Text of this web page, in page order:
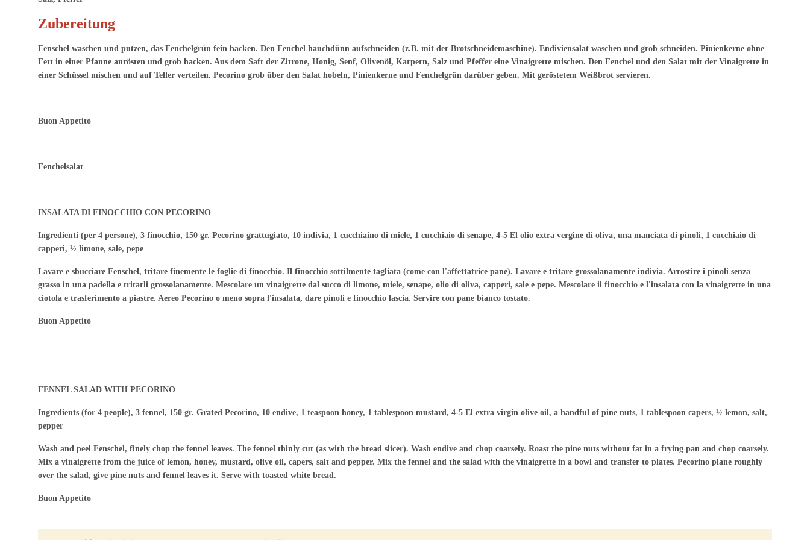
Zubereitung
Fenschel waschen und putzen, das Fenchelgrün fein hacken. Den Fenchel hauchdünn aufschneiden (z.B. mit der Brotschneidemaschine). Endiviensalat waschen und grob schneiden. Pinienkerne ohne
Fett in einer Pfanne anrösten und grob hacken. Aus dem Saft der Zitrone, Honig, Senf, Olivenöl, Karpern, Salz und Pfeffer eine Vinaigrette mischen. Den Fenchel und den Salat mit der Vinaigrette in
einer Schüssel mischen und auf Teller verteilen. Pecorino grob über den Salat hobeln, Pinienkerne und Fenchelgrün darüber geben. Mit geröstetem Weißbrot servieren.
Buon Appetito
Fenchelsalat
INSALATA DI FINOCCHIO CON PECORINO
Ingredienti (per 4 persone), 3 finocchio, 150 gr. Pecorino grattugiato, 10 indivia, 1 cucchiaino di miele, 1 cucchiaio di senape, 4-5 El olio extra vergine di oliva, una manciata di pinoli, 1 cucchiaio di
capperi, ½ limone, sale, pepe
Lavare e sbucciare Fenschel, tritare finemente le foglie di finocchio. Il finocchio sottilmente tagliata (come con l'affettatrice pane). Lavare e tritare grossolanamente indivia. Arrostire i pinoli senza
grasso in una padella e tritarli grossolanamente. Mescolare un vinaigrette dal succo di limone, miele, senape, olio di oliva, capperi, sale e pepe. Mescolare il finocchio e l'insalata con la vinaigrette in una
ciotola e trasferimento a piastre. Aereo Pecorino o meno sopra l'insalata, dare pinoli e finocchio lascia. Servire con pane bianco tostato.
Buon Appetito
FENNEL SALAD WITH PECORINO
Ingredients (for 4 people), 3 fennel, 150 gr. Grated Pecorino, 10 endive, 1 teaspoon honey, 1 tablespoon mustard, 4-5 El extra virgin olive oil, a handful of pine nuts, 1 tablespoon capers, ½ lemon, salt,
pepper
Wash and peel Fenschel, finely chop the fennel leaves. The fennel thinly cut (as with the bread slicer). Wash endive and chop coarsely. Roast the pine nuts without fat in a frying pan and chop coarsely.
Mix a vinaigrette from the juice of lemon, honey, mustard, olive oil, capers, salt and pepper. Mix the fennel and the salad with the vinaigrette in a bowl and transfer to plates. Pecorino plane roughly
over the salad, give pine nuts and fennel leaves it. Serve with toasted white bread.
Buon Appetito